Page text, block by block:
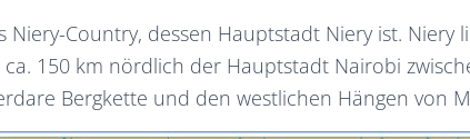
Niery-Country, dessen Hauptstadt Niery ist. Niery
ca. 150 km nördlich der Hauptstadt Nairobi
Bergkette und den westlichen Hängen von